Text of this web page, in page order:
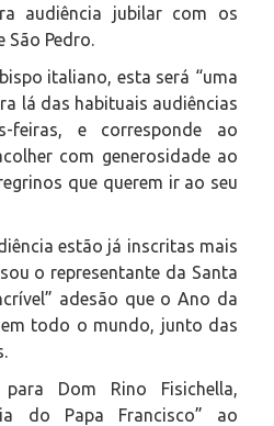
audiência jubilar com os
São Pedro.
italiano, esta será “uma
lá das habituais audiências
feiras, e corresponde ao
com generosidade ao
que querem ir ao seu
estão já inscritas mais
o representante da Santa
adesão que o Ano da
todo o mundo, junto das
Dom Rino Fisichella,
do Papa Francisco” ao